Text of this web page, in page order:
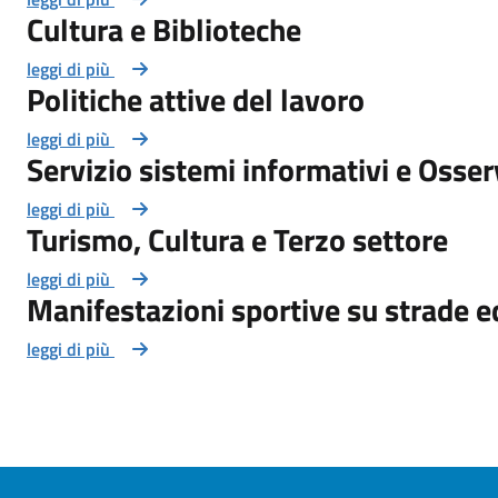
Cultura e Biblioteche
leggi di più
Politiche attive del lavoro
leggi di più
Servizio sistemi informativi e
leggi di più
Turismo, Cultura e Terzo settore
leggi di più
Manifestazioni sportive su strade
leggi di più